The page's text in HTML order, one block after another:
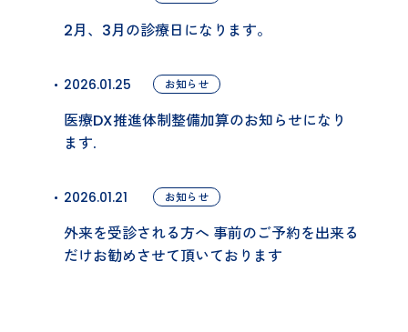
2月、3月の診療日になります。
2026.01.25 お知らせ
医療DX推進体制整備加算のお知らせになり
ます.
2026.01.21 お知らせ
外来を受診される方へ 事前のご予約を出来る
だけお勧めさせて頂いております